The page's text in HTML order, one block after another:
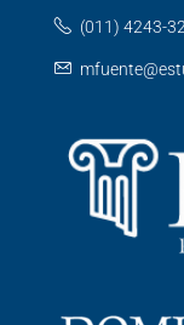
(011) 4243-